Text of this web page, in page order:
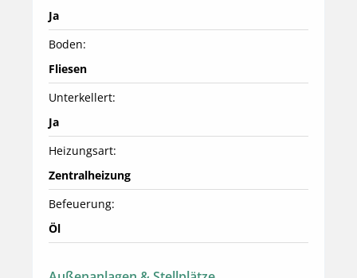
Ja
Boden:
Fliesen
Unterkellert:
Ja
Heizungsart:
Zentralheizung
Befeuerung:
Öl